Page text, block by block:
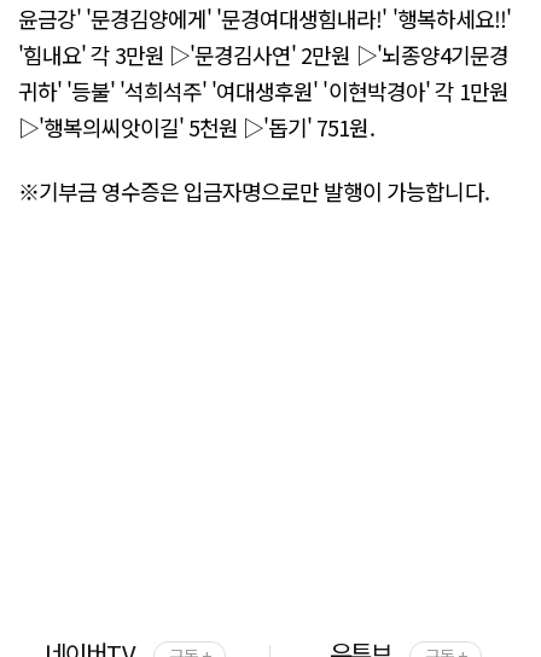
윤금강' '문경김양에게' '문경여대생힘내라!' '행복하세요!!'
'힘내요' 각 3만원 ▷'문경김사연' 2만원 ▷'뇌종양4기문경
귀하' '등불' '석희석주' '여대생후원' '이현박경아' 각 1만원
▷'행복의씨앗이길' 5천원 ▷'돕기' 751원.
※기부금 영수증은 입금자명으로만 발행이 가능합니다.